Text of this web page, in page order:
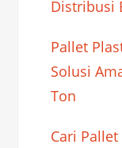
Distribusi
Pallet
Solusi
Ton
Cari